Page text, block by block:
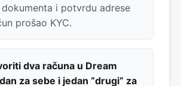
i potvrdu adrese
prošao KYC.
dva računa u Dream
za sebe i jedan “drugi” za